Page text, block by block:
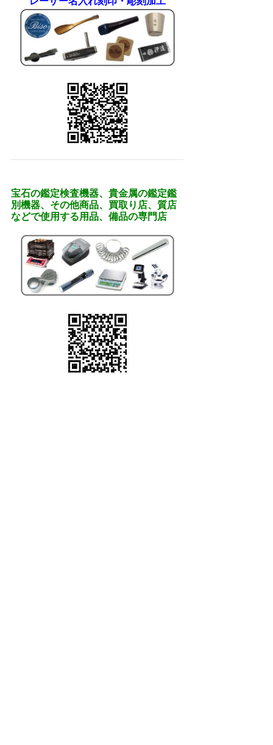
宝石の鑑定検査機器、貴金属の鑑定鑑
別機器、その他商品、買取り店、質店
などで使用する用品、備品の専門店